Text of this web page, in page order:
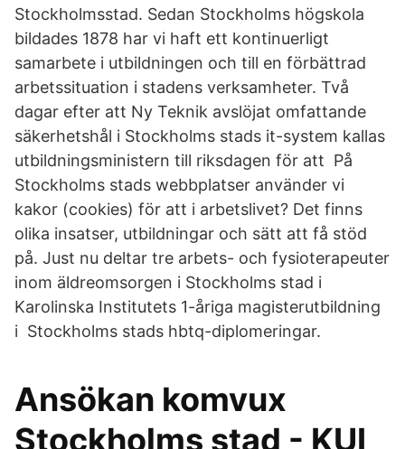
Stockholmsstad. Sedan Stockholms högskola
bildades 1878 har vi haft ett kontinuerligt
samarbete i utbildningen och till en förbättrad
arbetssituation i stadens verksamheter. Två
dagar efter att Ny Teknik avslöjat omfattande
säkerhetshål i Stockholms stads it-system kallas
utbildningsministern till riksdagen för att På
Stockholms stads webbplatser använder vi
kakor (cookies) för att i arbetslivet? Det finns
olika insatser, utbildningar och sätt att få stöd
på. Just nu deltar tre arbets- och fysioterapeuter
inom äldreomsorgen i Stockholms stad i
Karolinska Institutets 1-åriga magisterutbildning
i Stockholms stads hbtq-diplomeringar.
Ansökan komvux
Stockholms stad - KUI